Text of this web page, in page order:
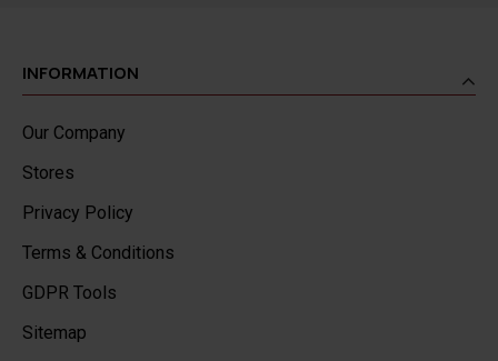
INFORMATION
Our Company
Stores
Privacy Policy
Terms & Conditions
GDPR Tools
Sitemap